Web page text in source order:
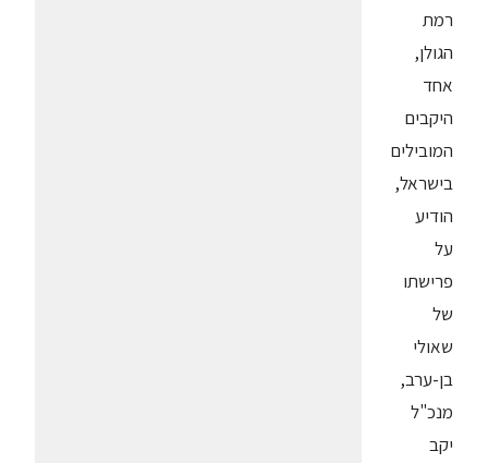
רמת
הגולן,
אחד
היקבים
המובילים
בישראל,
הודיע
על
פרישתו
של
שאולי
בן-ערב,
מנכ"ל
יקב